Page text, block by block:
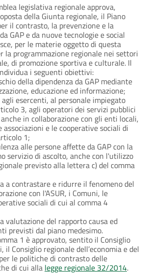
legislativa regionale approva,
della Giunta regionale, il Piano
il contrasto, la prevenzione e la
GAP e da nuove tecnologie e social
per le materie oggetto di questa
la programmazione regionale nei settori
di promozione sportiva e culturale. Il
i seguenti obiettivi:
della dipendenza da GAP mediante
educazione ed informazione;
esercenti, al personale impiegato
3, agli operatori dei servizi pubblici
in collaborazione con gli enti locali,
associazioni e le cooperative sociali di
1;
alle persone affette da GAP con la
servizio di ascolto, anche con l'utilizzo
previsto alla lettera c) del comma
a contrastare e ridurre il fenomeno del
con l'ASUR, i Comuni, le
sociali di cui al comma 4
valutazione del rapporto causa ed
previsti dal piano medesimo.
1 è approvato, sentito il Consiglio
il Consiglio regionale dell’economia e del
le politiche di contrasto delle
di cui alla legge regionale 32/2014.